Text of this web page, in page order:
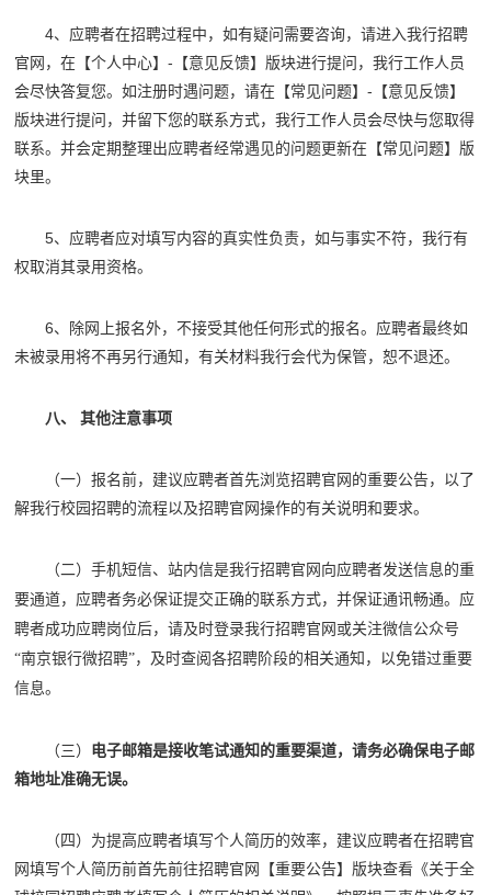
4、应聘者在招聘过程中，如有疑问需要咨询，请进入我行招聘
官网，在【个人中心】-【意见反馈】版块进行提问，我行工作人员
会尽快答复您。如注册时遇问题，请在【常见问题】-【意见反馈】
版块进行提问，并留下您的联系方式，我行工作人员会尽快与您取得
联系。并会定期整理出应聘者经常遇见的问题更新在【常见问题】版
块里。
5、应聘者应对填写内容的真实性负责，如与事实不符，我行有
权取消其录用资格。
6、除网上报名外，不接受其他任何形式的报名。应聘者最终如
未被录用将不再另行通知，有关材料我行会代为保管，恕不退还。
八、 其他注意事项
（一）报名前，建议应聘者首先浏览招聘官网的重要公告，以了
解我行校园招聘的流程以及招聘官网操作的有关说明和要求。
（二）手机短信、站内信是我行招聘官网向应聘者发送信息的重
要通道，应聘者务必保证提交正确的联系方式，并保证通讯畅通。应
聘者成功应聘岗位后，请及时登录我行招聘官网或关注微信公众号
“南京银行微招聘”，及时查阅各招聘阶段的相关通知，以免错过重要
信息。
（三） 电子邮箱是接收笔试通知的重要渠道，请务必确保电子邮
箱地址准确无误。
（四）为提高应聘者填写个人简历的效率，建议应聘者在招聘官
网填写个人简历前首先前往招聘官网【重要公告】版块查看《关于全